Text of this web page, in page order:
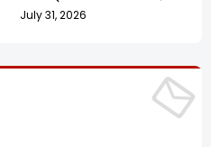
July 31, 2026